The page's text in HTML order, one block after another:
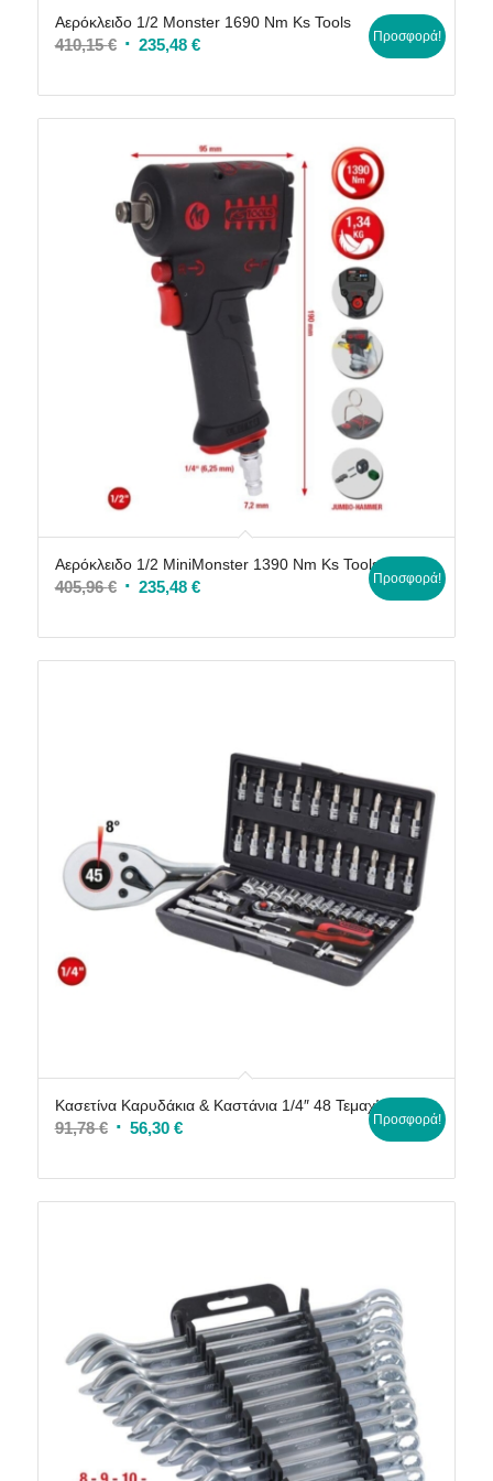
Αερόκλειδο 1/2 Monster 1690 Nm Ks Tools
410,15€ Original
was:
410,15 €.
235,48 €Η
τιμή
είναι:
235,48 €.
Προσφορά!
Αερόκλειδο 1/2 MiniMonster 1390 Nm Ks Tools
405,96€ Original
was:
405,96 €.
235,48 €Η
τιμή
είναι:
Προσφορά!
Κασετίνα Καρυδάκια & Καστάνια 1/4″ 48 Τεμαχίων
91,78€ Original
was:
91,78 €.
56,30 €Η
τιμή
είναι:
Προσφορά!